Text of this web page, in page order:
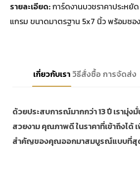
รายละเอียด:การ์ดงานบวชราคาประหยั
แกรม ขนาดมาตรฐาน 5x7 นิ้ว พร้อมซอง
เกี่ยวกับเรา วิธีสั่งซื้อ การจัดส่ง
ด้วยประสบการณ์มากกว่า 13 ปี เรามุ่
สวยงาม คุณภาพดี ในราคาที่เข้าถึงได้
สำคัญของคุณออกมาสมบูรณ์แบบที่สุ